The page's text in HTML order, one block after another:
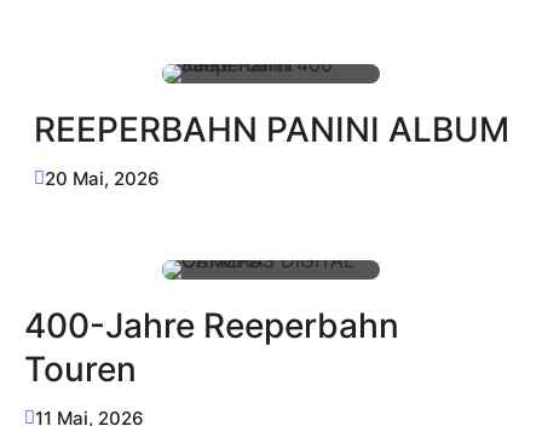
REEPERBAHN PANINI ALBUM
20 Mai, 2026
400-Jahre Reeperbahn
Touren
11 Mai, 2026